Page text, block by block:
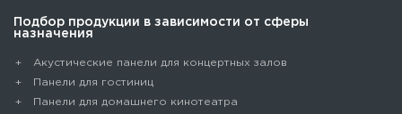
Подбор продукции в зависимости от сферы
назначения
Акустические панели для концертных залов
Панели для гостиниц
Панели для домашнего кинотеатра